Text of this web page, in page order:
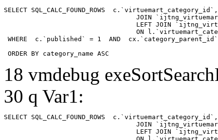
SELECT SQL_CALC_FOUND_ROWS
WHERE  c.`published` = 1  AND
ORDER BY category_name ASC
18 vmdebug
30 q Var1:
SELECT SQL_CALC_FOUND_ROWS